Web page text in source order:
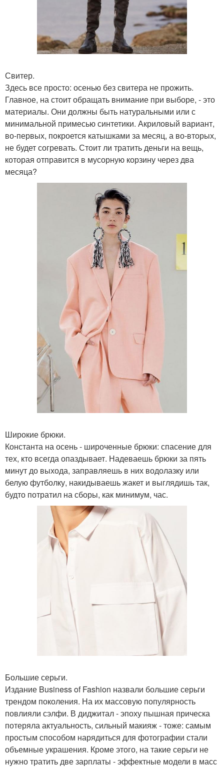
Свитер.
Здесь все просто: осенью без свитера не прожить.
Главное, на стоит обращать внимание при выборе, - это
материалы. Они должны быть натуральными или с
минимальной примесью синтетики. Акриловый вариант,
во-первых, покроется катышками за месяц, а во-вторых,
не будет согревать. Стоит ли тратить деньги на вещь,
которая отправится в мусорную корзину через два
месяца?
Широкие брюки.
Константа на осень - широченные брюки: спасение для
тех, кто всегда опаздывает. Надеваешь брюки за пять
минут до выхода, заправляешь в них водолазку или
белую футболку, накидываешь жакет и выглядишь так,
будто потратил на сборы, как минимум, час.
Большие серьги.
Издание Business of Fashion назвали большие серьги
трендом поколения. На их массовую популярность
повлияли сэлфи. В диджитал - эпоху пышная прическа
потеряла актуальность, сильный макияж - тоже: самым
простым способом нарядиться для фотографии стали
объемные украшения. Кроме этого, на такие серьги не
нужно тратить две зарплаты - эффектные модели в масс